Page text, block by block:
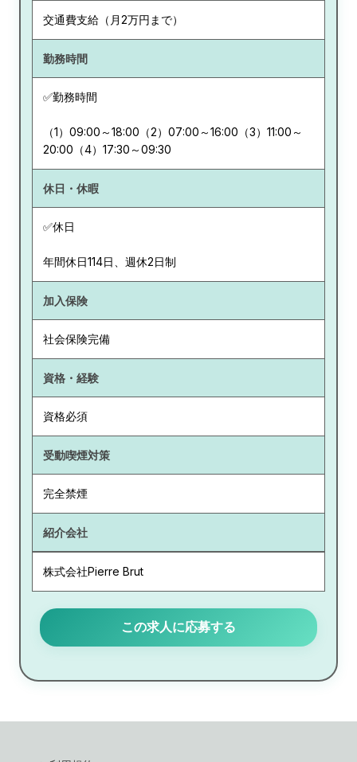
交通費支給（月2万円まで）
勤務時間
✅勤務時間
（1）09:00～18:00（2）07:00～16:00（3）11:00～
20:00（4）17:30～09:30
休日・休暇
✅休日
年間休日114日、週休2日制
加入保険
社会保険完備
資格・経験
資格必須
受動喫煙対策
完全禁煙
紹介会社
株式会社Pierre Brut
この求人に応募する